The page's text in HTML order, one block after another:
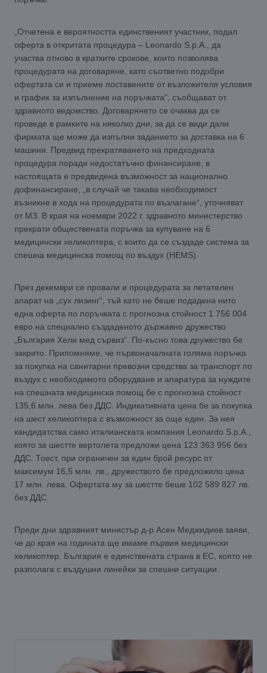
„Отчетена е вероятността единственият участник, подал
оферта в откритата процедура – Leonardo S.p.A., да
участва отново в кратките срокове, които позволява
процедурата на договаряне, като съответно подобри
офертата си и приеме поставените от възложителя условия
и график за изпълнение на поръчката“, съобщават от
здравното ведомство. Договарянето се очаква да се
проведе в рамките на няколко дни, за да се види дали
фирмата ще може да изпълни заданието за доставка на 6
машини. Предвид прекратяването на предходната
процедура поради недостатъчно финансиране, в
настоящата е предвидена възможност за национално
дофинансиране, „в случай че такава необходимост
възникне в хода на процедурата по възлагане“, уточняват
от МЗ. В края на ноември 2022 г. здравното министерство
прекрати обществената поръчка за купуване на 6
медицински хеликоптера, с които да се създаде система за
спешна медицинска помощ по въздух (HEMS).
През декември се провали и процедурата за летателен
апарат на „сух лизинг“, тъй като не беше подадена нито
една оферта по поръчката с прогнозна стойност 1 756 004
евро на специално създаденото държавно дружество
„България Хели мед сървиз“. По-късно това дружество бе
закрито. Припомняме, че първоначалната голяма поръчка
за покупка на санитарни превозни средства за транспорт по
въздух с необходимото оборудване и апаратура за нуждите
на спешната медицинска помощ бе с прогнозна стойност
135,6 млн. лева без ДДС. Индикативната цена бе за покупка
на шест хеликоптера с възможност за още един. За нея
кандидатства само италианската компания Leonardo S.p.A.,
която за шестте вертолета предложи цена 123 363 956 без
ДДС. Тоест, при ограничен за един брой ресурс от
максимум 16,5 млн. лв., дружеството бе предложило цена
17 млн. лева. Офертата му за шестте беше 102 589 827 лв.
без ДДС.
Преди дни здравният министър д-р Асен Меджидиев заяви,
че до края на годината ще имаме първия медицински
хеликоптер. България е единствената страна в ЕС, която не
разполага с въздушни линейки за спешни ситуации.